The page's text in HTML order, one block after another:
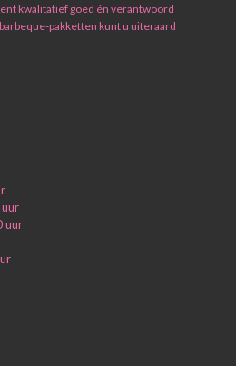
kwalitatief goed én verantwoord
pakketten kunt u uiteraard
uur